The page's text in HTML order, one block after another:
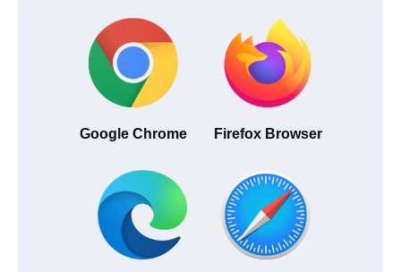
Google Chrome Firefox Browser